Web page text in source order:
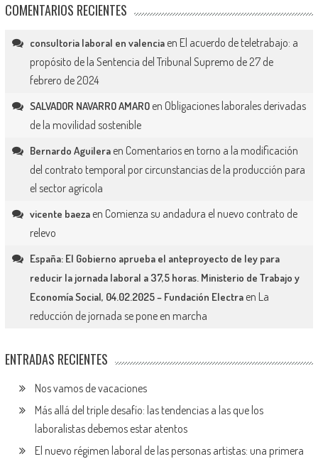
COMENTARIOS RECIENTES
consultoria laboral en valenciaen El acuerdo de teletrabajo: a
propósito de la Sentencia del Tribunal Supremo de 27 de
febrero de 2024
SALVADOR NAVARRO AMAROen Obligaciones laborales derivadas
de la movilidad sostenible
Bernardo Aguileraen Comentarios en torno a la modificación
del contrato temporal por circunstancias de la producción para
el sector agrícola
vicente baezaen Comienza su andadura el nuevo contrato de
relevo
España: El Gobierno aprueba el anteproyecto de ley para
reducir la jornada laboral a 37,5 horas. Ministerio de Trabajo y
Economía Social, 04.02.2025 – Fundación Electraen La
reducción de jornada se pone en marcha
ENTRADAS RECIENTES
Nos vamos de vacaciones
Más allá del triple desafío: las tendencias a las que los
laboralistas debemos estar atentos
El nuevo régimen laboral de las personas artistas: una primera